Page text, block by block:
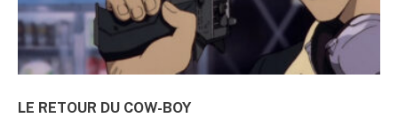
LE RETOUR DU COW-BOY